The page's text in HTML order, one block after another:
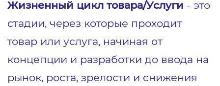
Жизненный цикл товара/Услуги - это
стадии, через которые проходит
товар или услуга, начиная от
концепции и разработки до ввода на
рынок, роста, зрелости и снижения